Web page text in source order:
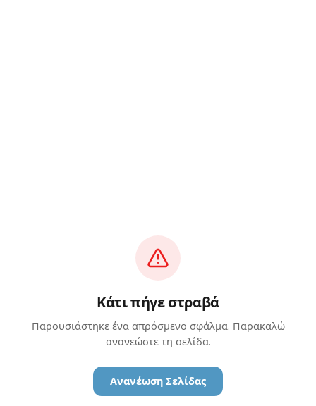
Κάτι πήγε στραβά
Παρουσιάστηκε ένα απρόσμενο σφάλμα. Παρακαλώ
ανανεώστε τη σελίδα.
Ανανέωση Σελίδας